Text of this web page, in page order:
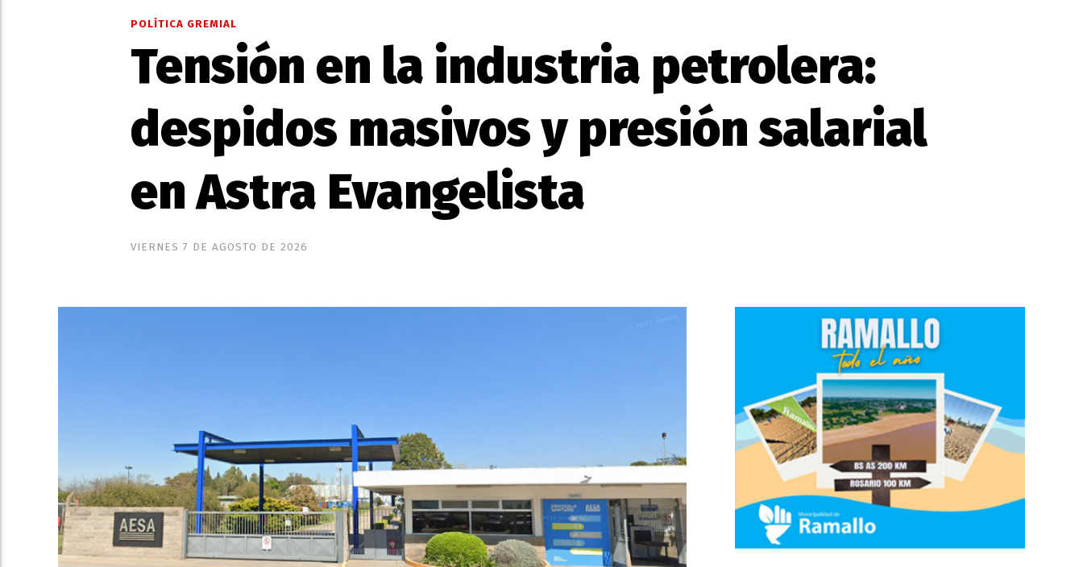
Tensión en la industria petrolera:
despidos masivos y presión salarial
en Astra Evangelista
POLÍTICA GREMIAL
VIERNES 7 DE AGOSTO DE 2026